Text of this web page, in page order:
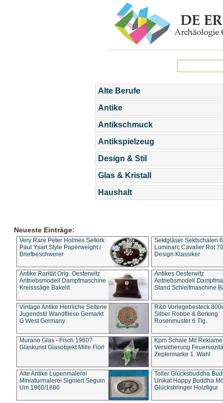
Alte Berufe
Antike
Antikschmuck
Antikspielzeug
Design & Stil
Glas & Kristall
Haushalt
Neueste Einträge:
Very Rare Peter Holmes Selkirk
Paul Ysart Style Paperweight /
Briefbeschwerer
Sektgläser Sektschalen
Luminarc Cavalier Rot
Design Klassiker
Antike Rarität Orig. Oesterwitz
Antriebsmodell Dampfmaschine
Kreisssäge Bakelit
Antikes Oesterwitz
Antriebsmodell
Stand Schleifmaschine
Vintage Antike Herrliche Seltene
Jugendstil Wandfliese Gemarkt
G West Germany
R&b Vorlegebesteck
Silber Robbe & Berking
Rosenmuster 6 Tlg.
Murano Glas - Fisch 1960?
Glaskunst Glasobjekt Mille Fiori
Kpm Schale Mit Reklame
Versicherung
Zeptermarke 1. Wahl
Alte Antike Lupenmalerei
Miniaturmalerei Signiert Seguin
Um 1860/1880
Toller Glücksbuddha
Unikat Happy Buddha
Glücksbringer Holzfigur